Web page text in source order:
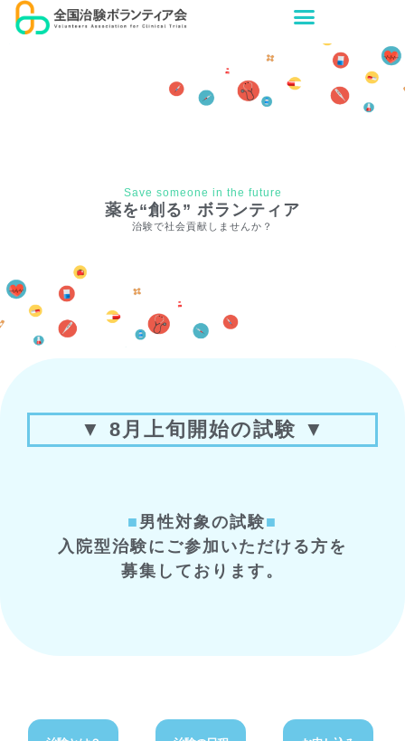
Save someone in the future
薬を“創る” ボランティア
治験で社会貢献しませんか？
▼ 8月上旬開始の試験 ▼
■ 男性対象の試験■
入院型治験にご参加いただける方を
募集しております。